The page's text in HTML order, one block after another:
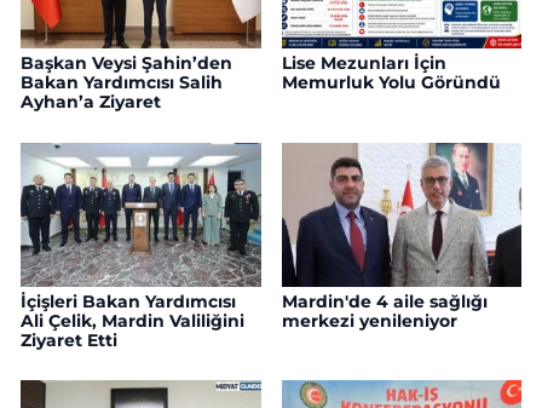
Başkan Veysi Şahin’den
Bakan Yardımcısı Salih
Ayhan’a Ziyaret
Lise Mezunları İçin
Memurluk Yolu Göründü
İçişleri Bakan Yardımcısı
Ali Çelik, Mardin Valiliğini
Ziyaret Etti
Mardin'de 4 aile sağlığı
merkezi yenileniyor